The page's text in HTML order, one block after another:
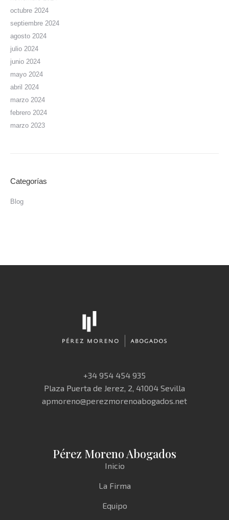
octubre 2024
septiembre 2024
agosto 2024
julio 2024
junio 2024
mayo 2024
abril 2024
marzo 2024
febrero 2024
marzo 2023
Categorías
Blog
+34 954 454 935
Plaza Puerta de Jerez, 2, 41004 Sevilla
apmoreno@perezmorenoabogados.net
Pérez Moreno Abogados
Inicio
La Firma
Equipo